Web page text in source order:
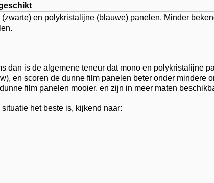
en polykristalijne (blauwe) panelen, Minder
dan is de algemene teneur dat mono en polykristalijne
en scoren de dunne film panelen beter onder mindere
film panelen mooier, en zijn in meer maten
het beste is, kijkend naar: